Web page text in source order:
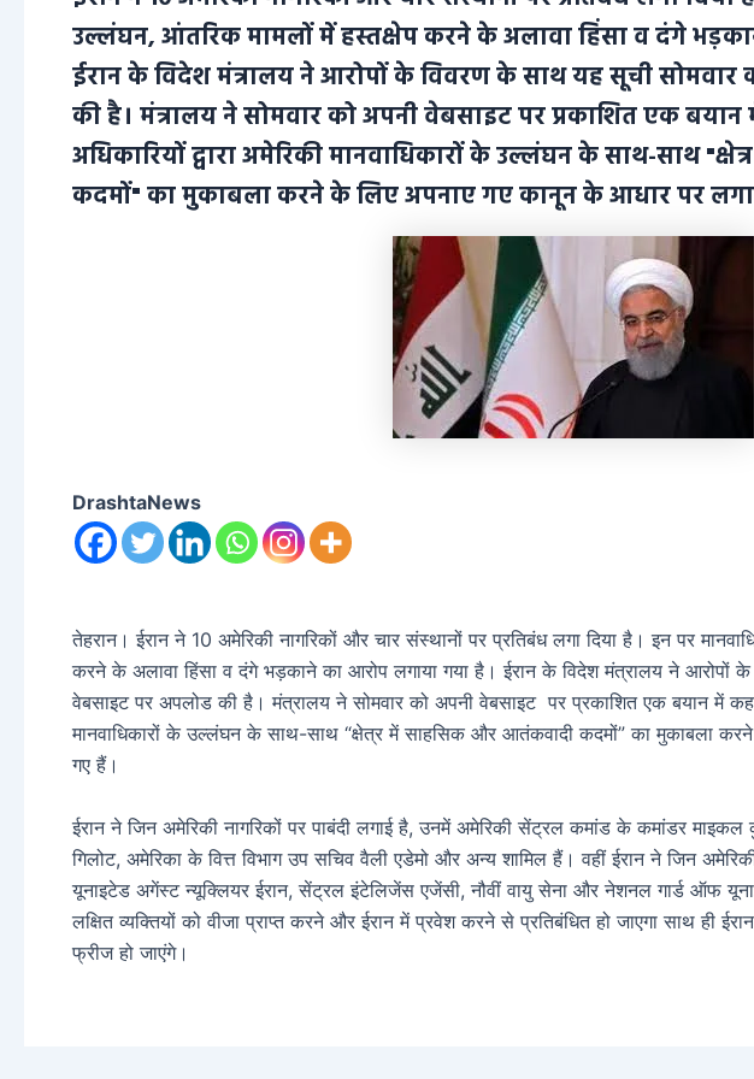
उल्लंघन, आंतरिक मामलों में हस्तक्षेप करने के अलावा हिंसा व दंगे
ईरान के विदेश मंत्रालय ने आरोपों के विवरण के साथ यह सूची
की है। मंत्रालय ने सोमवार को अपनी वेबसाइट पर प्रकाशित एक बयान
अधिकारियों द्वारा अमेरिकी मानवाधिकारों के उल्लंघन के साथ-साथ
कदमों" का मुकाबला करने के लिए अपनाए गए कानून के आधार पर
DrashtaNews
तेहरान। ईरान ने 10 अमेरिकी नागरिकों और चार संस्थानों पर प्रतिबंध लगा दिया है। इन पर
करने के अलावा हिंसा व दंगे भड़काने का आरोप लगाया गया है। ईरान के विदेश मंत्रालय ने आरोपों
वेबसाइट पर अपलोड की है। मंत्रालय ने सोमवार को अपनी वेबसाइट पर प्रकाशित एक बयान में कहा
मानवाधिकारों के उल्लंघन के साथ-साथ “क्षेत्र में साहसिक और आतंकवादी कदमों” का मुकाबला
गए हैं।
ईरान ने जिन अमेरिकी नागरिकों पर पाबंदी लगाई है, उनमें अमेरिकी सेंट्रल कमांड के कमांडर
गिलोट, अमेरिका के वित्त विभाग उप सचिव वैली एडेमो और अन्य शामिल हैं। वहीं ईरान ने जिन
यूनाइटेड अगेंस्ट न्यूक्लियर ईरान, सेंट्रल इंटेलिजेंस एजेंसी, नौवीं वायु सेना और नेशनल गार्ड ऑफ
लक्षित व्यक्तियों को वीजा प्राप्त करने और ईरान में प्रवेश करने से प्रतिबंधित हो जाएगा साथ ही
फ्रीज हो जाएंगे।